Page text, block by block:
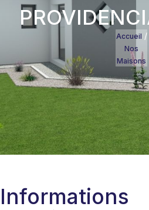
Accueil /
Nos
Maisons
Informations